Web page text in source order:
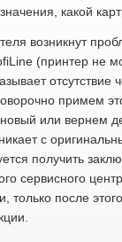
какой
возникнут
(принтер не
отсутствие
примем
или вернем
с
получить
сервисного
только после